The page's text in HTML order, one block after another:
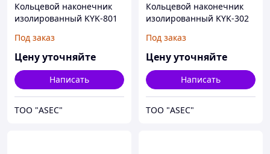
Кольцевой наконечник
изолированный KYK-801
Под заказ
Цену уточняйте
Написать
ТОО "ASEC"
Кольцевой наконечник
изолированный KYK-302
Под заказ
Цену уточняйте
Написать
ТОО "ASEC"